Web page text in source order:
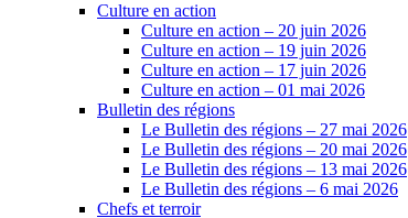
Culture en action
Culture en action – 20 juin 2026
Culture en action – 19 juin 2026
Culture en action – 17 juin 2026
Culture en action – 01 mai 2026
Bulletin des régions
Le Bulletin des régions – 27 mai 2026
Le Bulletin des régions – 20 mai 2026
Le Bulletin des régions – 13 mai 2026
Le Bulletin des régions – 6 mai 2026
Chefs et terroir